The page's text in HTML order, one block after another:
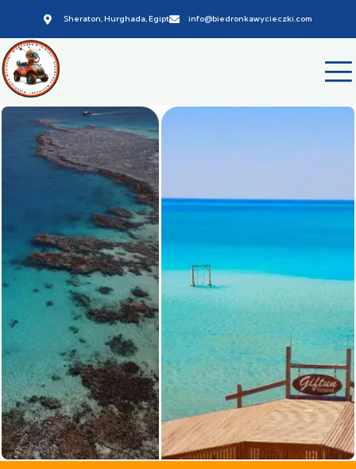
Sheraton, Hurghada, Egipt info@biedronkawycieczki.com